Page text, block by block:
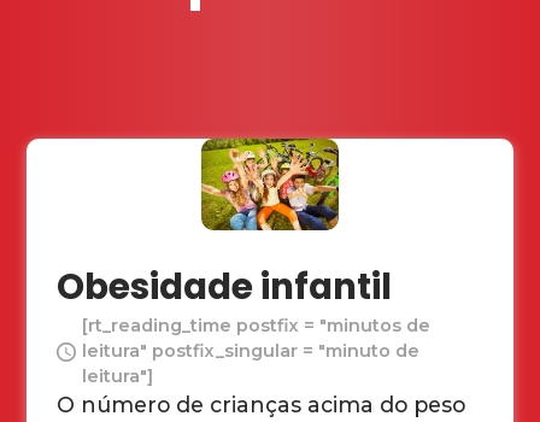
Obesidade infantil
[rt_reading_time postfix = "minutos de
leitura" postfix_singular = "minuto de
leitura"]
O número de crianças acima do peso